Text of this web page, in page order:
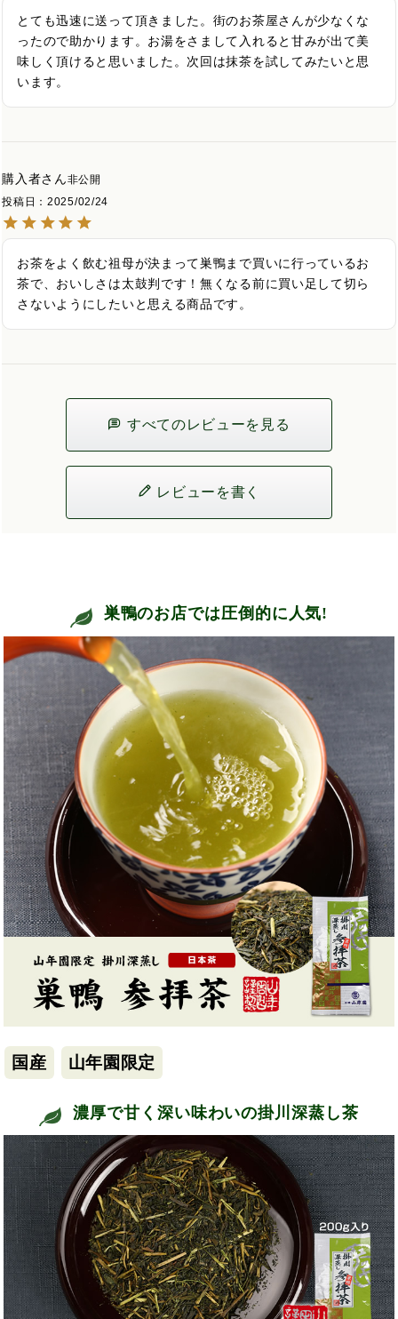
とても迅速に送って頂きました。街のお茶屋さんが少なくな
ったので助かります。お湯をさまして入れると甘みが出て美
味しく頂けると思いました。次回は抹茶を試してみたいと思
います。
購入者
非公開
投稿日
2025/02/24
お茶をよく飲む祖母が決まって巣鴨まで買いに行っているお
茶で、おいしさは太鼓判です！無くなる前に買い足して切ら
さないようにしたいと思える商品です。
すべてのレビューを見る
レビューを書く
巣鴨のお店では圧倒的に人気!
国産 山年園限定
濃厚で甘く深い味わいの掛川深蒸し茶